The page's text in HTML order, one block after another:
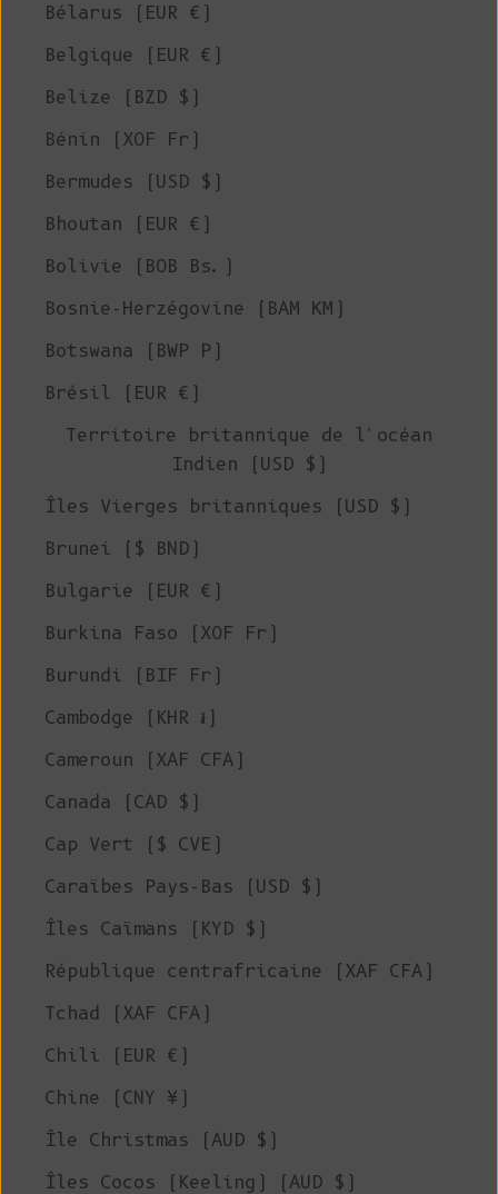
Bélarus (EUR €)
Belgique (EUR €)
Belize (BZD $)
Bénin (XOF Fr)
Bermudes (USD $)
Bhoutan (EUR €)
Bolivie (BOB Bs.)
Bosnie-Herzégovine (BAM КМ)
Botswana (BWP P)
Brésil (EUR €)
Territoire britannique de l'océan
Indien (USD $)
Îles Vierges britanniques (USD $)
Brunei ($ BND)
Bulgarie (EUR €)
Burkina Faso (XOF Fr)
Burundi (BIF Fr)
Cambodge (KHR ៛)
Cameroun (XAF CFA)
Canada (CAD $)
Cap Vert ($ CVE)
Caraïbes Pays-Bas (USD $)
Îles Caïmans (KYD $)
République centrafricaine (XAF CFA)
Tchad (XAF CFA)
Chili (EUR €)
Chine (CNY ¥)
Île Christmas (AUD $)
Îles Cocos (Keeling) (AUD $)